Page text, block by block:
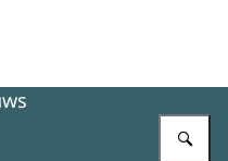
toetsing regeldruk